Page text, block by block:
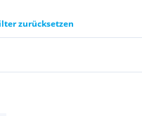
zurücksetzen